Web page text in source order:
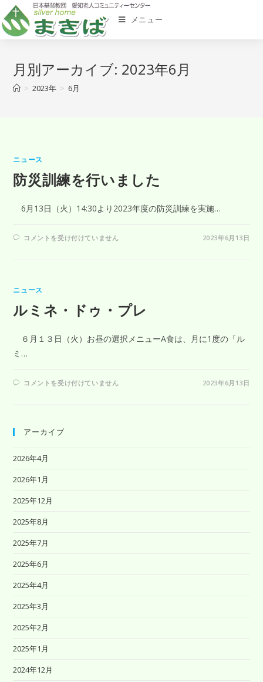
メニュー
月別アーカイブ: 2023年6月
> 2023年 > 6月
ニュース
防災訓練を行いました
6月13日（火）14:30より2023年度の防災訓練を実施…
コメントを受け付けていません 2023年6月13日
ニュース
ルミネ・ドゥ・プレ
６月１３日（火）お昼の選択メニューA食は、月に1度の「ル
ミ…
コメントを受け付けていません 2023年6月13日
アーカイブ
2026年4月
2026年1月
2025年12月
2025年8月
2025年7月
2025年6月
2025年4月
2025年3月
2025年2月
2025年1月
2024年12月